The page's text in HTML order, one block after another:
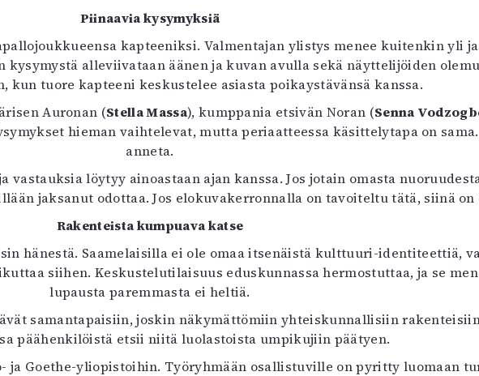
Piinaavia kysymyksiä
kapteeniksi. Valmentajan ylistys menee kuitenkin yli
alleviivataan äänen ja kuvan avulla sekä näyttelijöiden
kun tuore kapteeni keskustelee asiasta poikaystävänsä kanssa.
Auronan (Stella Massa), kumppania etsivän Noran (Senna
hieman vaihtelevat, mutta periaatteessa käsittelytapa on
anneta.
löytyy ainoastaan ajan kanssa. Jos jotain omasta
jaksanut odottaa. Jos elokuvakerronnalla on tavoiteltu tätä, siinä
Rakenteista kumpuava katse
hänestä. Saamelaisilla ei ole omaa itsenäistä kulttuuri-identiteettiä,
siihen. Keskustelutilaisuus eduskunnassa hermostuttaa, ja se
lupausta paremmasta ei heltiä.
samantapaisiin, joskin näkymättömiin yhteiskunnallisiin
päähenkilöistä etsii niitä luolastoista umpikujiin päätyen.
ja Goethe-yliopistoihin. Työryhmään osallistuville on pyritty luomaan